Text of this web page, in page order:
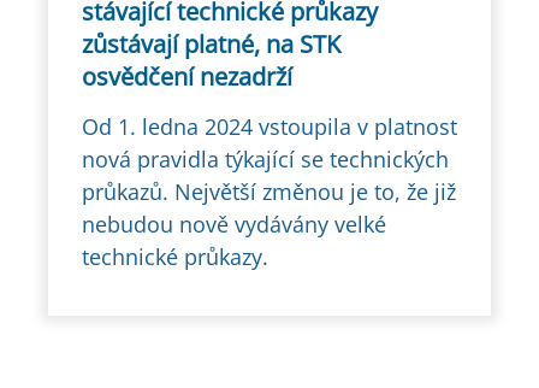
stávající technické průkazy
zůstávají platné, na STK
osvědčení nezadrží
Od 1. ledna 2024 vstoupila v platnost
nová pravidla týkající se technických
průkazů. Největší změnou je to, že již
nebudou nově vydávány velké
technické průkazy.